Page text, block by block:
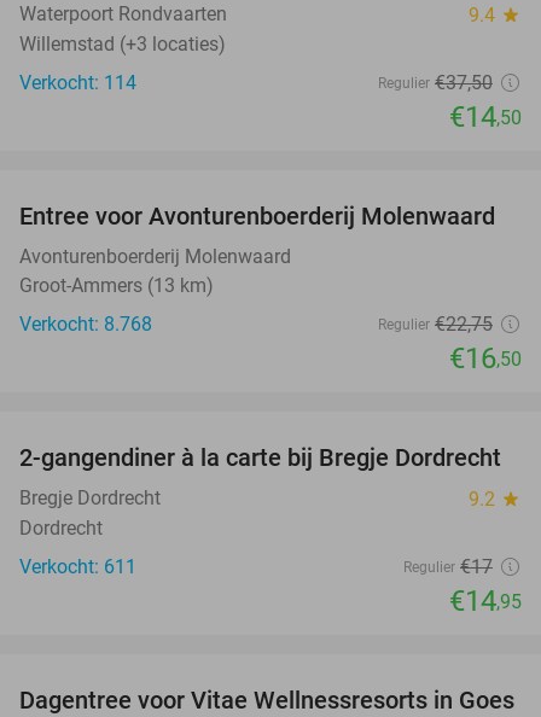
Waterpoort Rondvaarten 9.4 star
Willemstad (+3 locaties)
Verkocht: 114
Regulier €37,50
€14,50
27%
Entree voor Avonturenboerderij Molenwaard
Avonturenboerderij Molenwaard
Groot-Ammers (13 km)
Verkocht: 8.768
Regulier €22,75
€16,50
12%
2-gangendiner à la carte bij Bregje Dordrecht
Bregje Dordrecht 9.2 star
Dordrecht
Verkocht: 611
Regulier €17
€14,95
Dagentree voor Vitae Wellnessresorts in Goes